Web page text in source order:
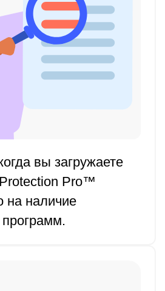
вы загружаете
Pro™
на наличие